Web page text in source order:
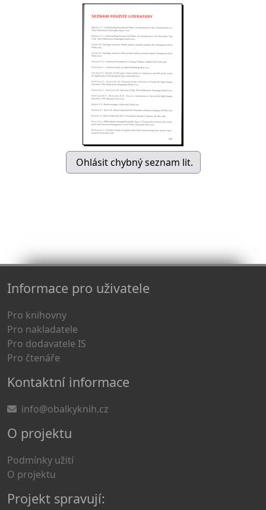
Informace pro uživatele
Pro knihovny
Pro nakladatele
Pro dodavatele IS
Pro čtenáře
Kontaktní informace
info@obalkyknih.cz
O projektu
Podmínky užití
O projektu
Projekt spravují: